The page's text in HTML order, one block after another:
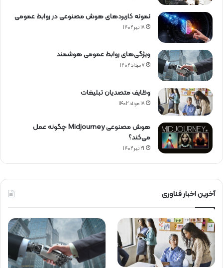
نمونه کاربردهای هوش مصنوعی در روابط عمومی
18 تیر 1402
ویژگی‌های روابط عمومی هوشمند
7 مرداد 1402
وظایف متصدیان تبلیغات
18 مرداد 1402
هوش مصنوعی Midjourney چگونه عمل
می‌کند؟
21 تیر 1402
آخرین اخبار فناوری